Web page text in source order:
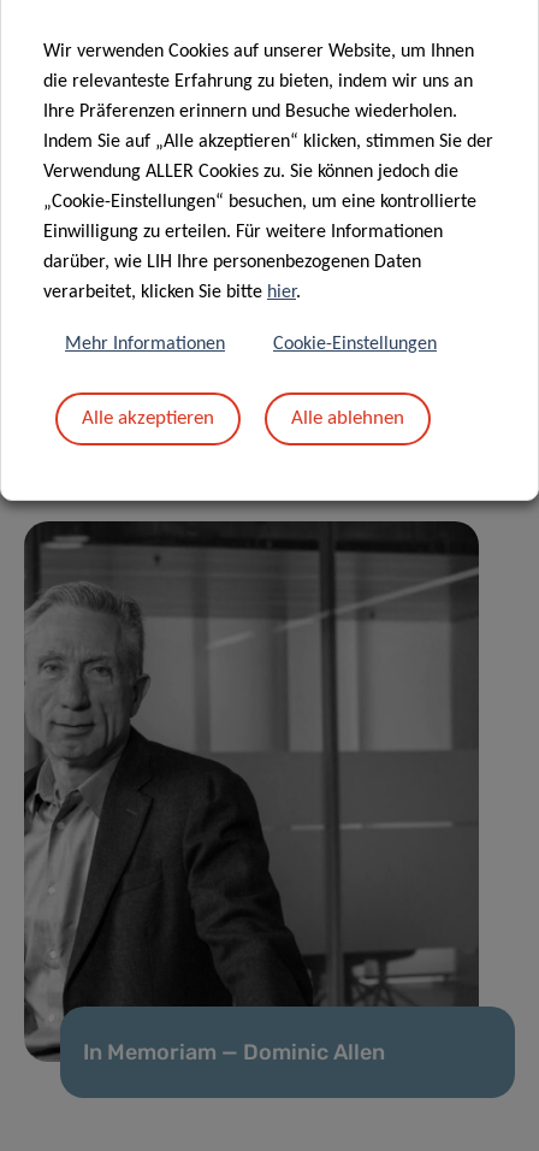
GUY
FAGHERAZZI
Head of the Dept. of Precision Health
Contact
In Memoriam — Dominic Allen
Wir verwenden Cookies auf unserer Website, um Ihnen
die relevanteste Erfahrung zu bieten, indem wir uns an
Ihre Präferenzen erinnern und Besuche wiederholen.
Indem Sie auf „Alle akzeptieren“ klicken, stimmen Sie der
Verwendung ALLER Cookies zu. Sie können jedoch die
„Cookie-Einstellungen“ besuchen, um eine kontrollierte
Einwilligung zu erteilen. Für weitere Informationen
darüber, wie LIH Ihre personenbezogenen Daten
verarbeitet, klicken Sie bitte hier.
Mehr Informationen Cookie-Einstellungen
Alle akzeptieren Alle ablehnen